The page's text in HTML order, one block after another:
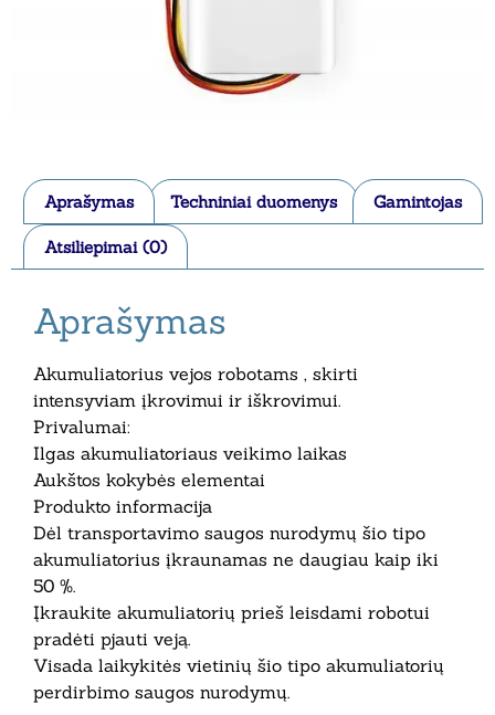
Aprašymas Techniniai duomenys Gamintojas
Atsiliepimai (0)
Aprašymas
Akumuliatorius vejos robotams , skirti
intensyviam įkrovimui ir iškrovimui.
Privalumai:
Ilgas akumuliatoriaus veikimo laikas
Aukštos kokybės elementai
Produkto informacija
Dėl transportavimo saugos nurodymų šio tipo
akumuliatorius įkraunamas ne daugiau kaip iki
50 %.
Įkraukite akumuliatorių prieš leisdami robotui
pradėti pjauti veją.
Visada laikykitės vietinių šio tipo akumuliatorių
perdirbimo saugos nurodymų.